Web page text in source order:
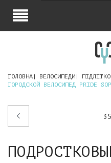
ГОЛОВНА ВЕЛОСИПЕДИ
ГОРОДСКОЙ ВЕЛОСИПЕД PRIDE